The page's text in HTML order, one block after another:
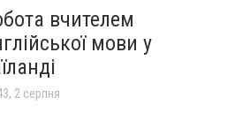
вчителем
мови у
2 серпня